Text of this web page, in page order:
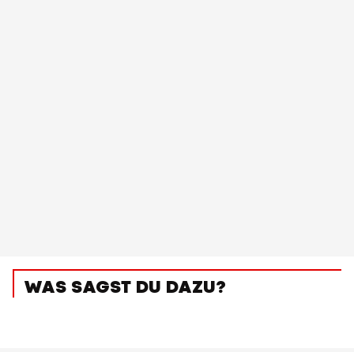
WAS SAGST DU DAZU?